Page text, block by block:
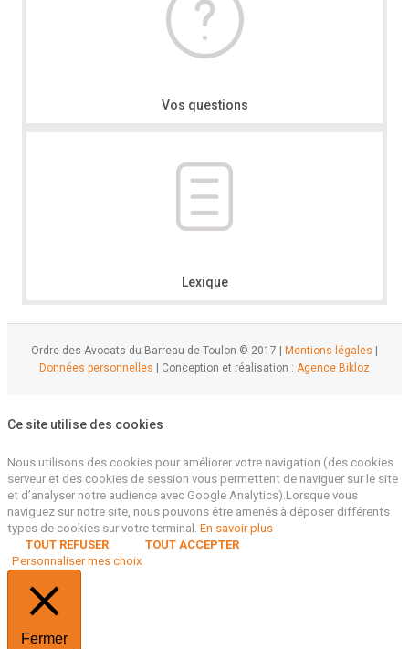
Vos questions
Lexique
Ordre des Avocats du Barreau de Toulon © 2017 | Mentions légales |
Données personnelles | Conception et réalisation : Agence Bikloz
Ce site utilise des cookies
Nous utilisons des cookies pour améliorer votre navigation (des cookies
serveur et des cookies de session vous permettent de naviguer sur le site
et d’analyser notre audience avec Google Analytics).Lorsque vous
naviguez sur notre site, nous pouvons être amenés à déposer différents
types de cookies sur votre terminal. En savoir plus
TOUT REFUSER
TOUT ACCEPTER
Personnaliser mes choix
Fermer